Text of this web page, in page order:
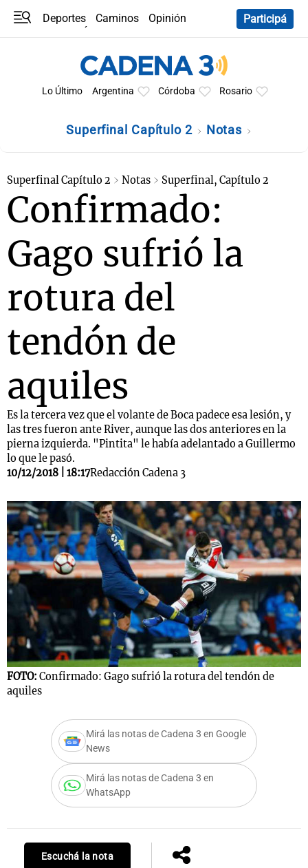
Deportes Caminos
Opinión
Participá
Lo Último Argentina Córdoba Rosario
Superfinal Capítulo 2 Notas
Superfinal Capítulo 2 Notas Superfinal, Capítulo 2
Confirmado:
Gago sufrió la
rotura del
tendón de
aquiles
Es la tercera vez que el volante de Boca padece esa lesión, y
las tres fueron ante River, aunque las dos anteriores en la
pierna izquierda. "Pintita" le había adelantado a Guillermo
lo que le pasó.
10/12/2018 | 18:17Redacción Cadena 3
FOTO: Confirmado: Gago sufrió la rotura del tendón de
aquiles
Mirá las notas de Cadena 3 en Google
News
Mirá las notas de Cadena 3 en
WhatsApp
Escuchá la nota
Mundial 2026
Notas
Cadena 3